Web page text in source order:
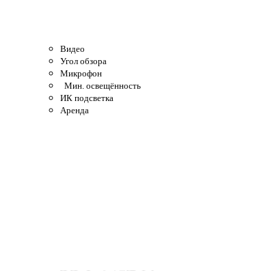
Видео
Угол обзора
Микрофон
Мин. освещённость
ИК подсветка
Аренда